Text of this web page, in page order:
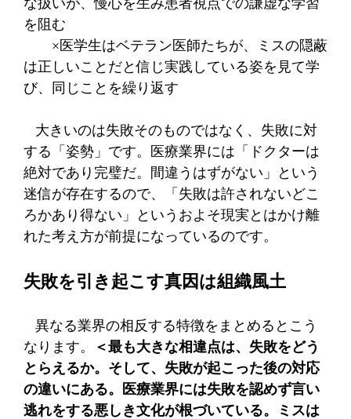
を阻む
×医学生はベテラン医師たちが、ミスの隠蔽
は正しいことだと信じ実践している姿を見て学
び、同じことを繰り返す
大きいのは失敗そのものではなく、失敗に対
する「姿勢」です。医療業界には「ドクターは
絶対であり完璧だ。間違うはずがない」という
迷信が存在するので、「失敗は許されないどこ
ろかあり得ない」というおよそ現実とはかけ離
れた考え方が前提になっているのです。
失敗を引き起こす真因は組織風土
異なる業界の相反する特徴をまとめるとこう
なります。
＜最も大きな相違点は、失敗をどう
とらえるか。そして、失敗が起こった後の対応
の違いにある。医療業界には失敗を認めず言い
逃れをする悪しき文化が根づいている。ミスは